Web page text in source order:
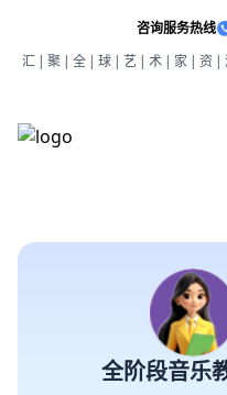
咨询服务热线
汇|聚|全|球|艺|术|家|资|
全阶段音乐